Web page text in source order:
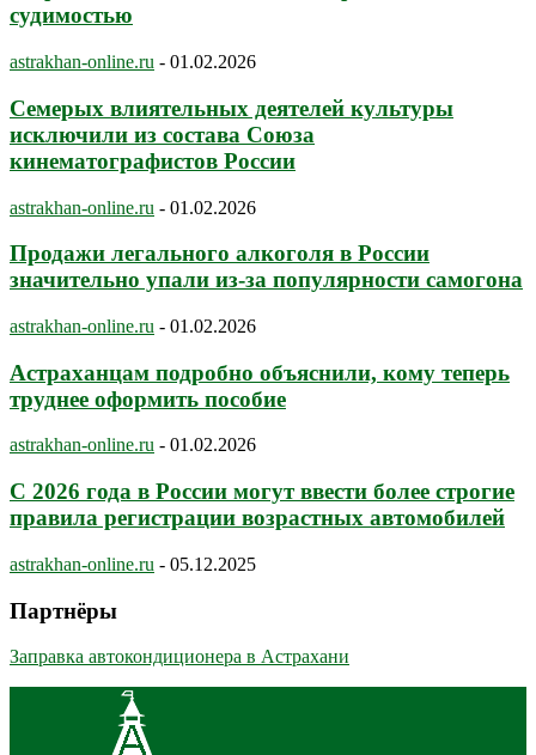
судимостью
astrakhan-online.ru - 01.02.2026
Семерых влиятельных деятелей культуры
исключили из состава Союза
кинематографистов России
astrakhan-online.ru - 01.02.2026
Продажи легального алкоголя в России
значительно упали из-за популярности самогона
astrakhan-online.ru - 01.02.2026
Астраханцам подробно объяснили, кому теперь
труднее оформить пособие
astrakhan-online.ru - 01.02.2026
С 2026 года в России могут ввести более строгие
правила регистрации возрастных автомобилей
astrakhan-online.ru - 05.12.2025
Партнёры
Заправка автокондиционера в Астрахани